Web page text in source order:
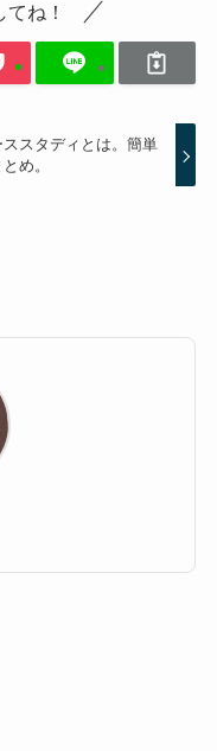
ね！
ススタディとは。簡単
め。